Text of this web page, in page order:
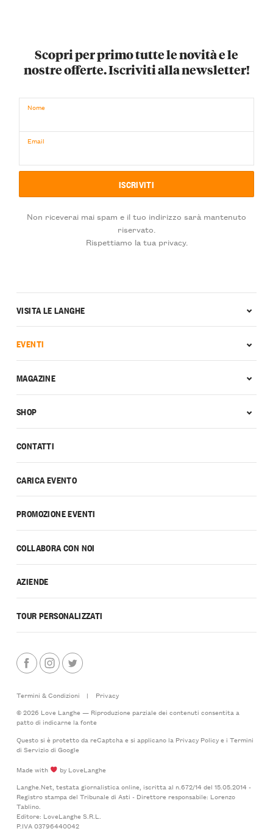
Scopri per primo tutte le novità e le
nostre offerte. Iscriviti alla newsletter!
Nome
Email
Non riceverai mai spam e il tuo indirizzo sarà mantenuto
riservato.
Rispettiamo la tua privacy.
CONTATTI
CARICA EVENTO
PROMOZIONE EVENTI
COLLABORA CON NOI
AZIENDE
TOUR PERSONALIZZATI
VISITA LE LANGHE
EVENTI
MAGAZINE
SHOP
Termini & Condizioni |
Privacy
© 2026 Love Langhe — Riproduzione parziale dei contenuti consentita a
patto di indicarne la fonte
Questo si è protetto da reCaptcha e si applicano la Privacy Policye i Termini
di Serviziodi Google
Made with
by LoveLanghe
Langhe.Net, testata giornalistica online, iscritta al n.672/14 del 15.05.2014 -
Registro stampa del Tribunale di Asti - Direttore responsabile: Lorenzo
Tablino.
Editore: LoveLanghe S.R.L.
P.IVA 03796440042